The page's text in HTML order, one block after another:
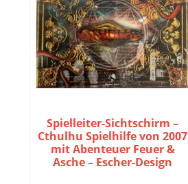
Spielleiter-Sichtschirm –
Cthulhu Spielhilfe von 2007
mit Abenteuer Feuer &
Asche – Escher-Design